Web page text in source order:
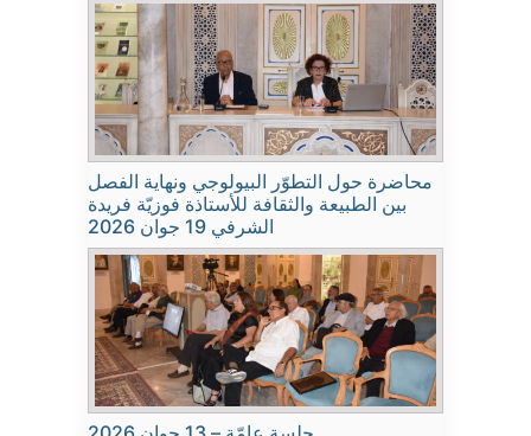
محاضرة حول التطوّر البيولوجي ونهاية الفصل
بين الطبيعة والثقافة للأستاذة فوزيّة فريدة
الشرفي 19 جوان 2026